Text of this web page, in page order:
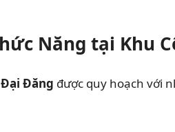
Năng tại Khu
Đăng được quy hoạch với